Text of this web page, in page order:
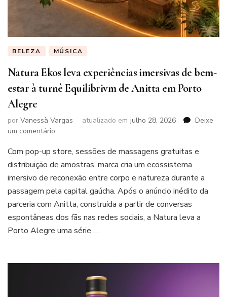
BELEZA MÚSICA
Natura Ekos leva experiências imersivas de bem-
estar à turnê Equilibrivm de Anitta em Porto
Alegre
por Vanessà Vargas atualizado em julho 28, 2026
Deixe
um comentário
Ekos
leva
experiências
imersivas
de
bem-
estar
Com pop-up store, sessões de massagens gratuitas e
distribuição de amostras, marca cria um ecossistema
imersivo de reconexão entre corpo e natureza durante a
passagem pela capital gaúcha. Após o anúncio inédito da
parceria com Anitta, construída a partir de conversas
espontâneas dos fãs nas redes sociais, a Natura leva a
Porto Alegre uma série …